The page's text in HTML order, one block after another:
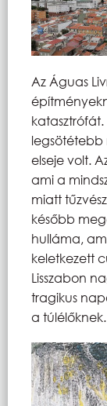
Az Águas
legsötétebb
elseje volt.
ami a
miatt
később
hulláma,
keletkezett
Lisszabon
tragikus
a túlélőknek.